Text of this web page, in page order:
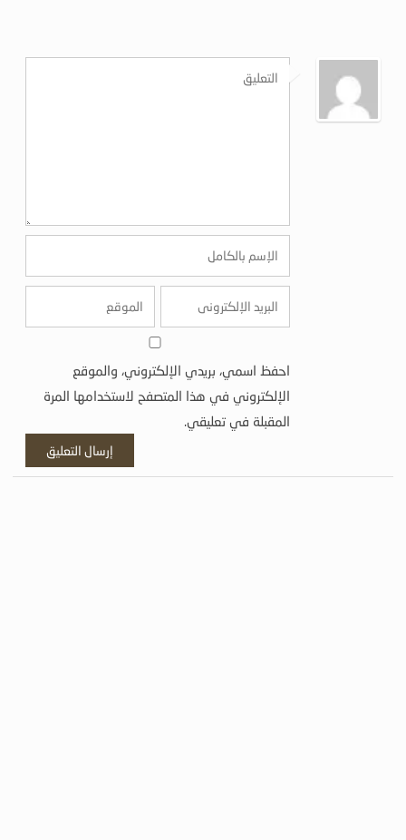
احفظ اسمي، بريدي الإلكتروني، والموقع
الإلكتروني في هذا المتصفح لاستخدامها المرة
المقبلة في تعليقي.